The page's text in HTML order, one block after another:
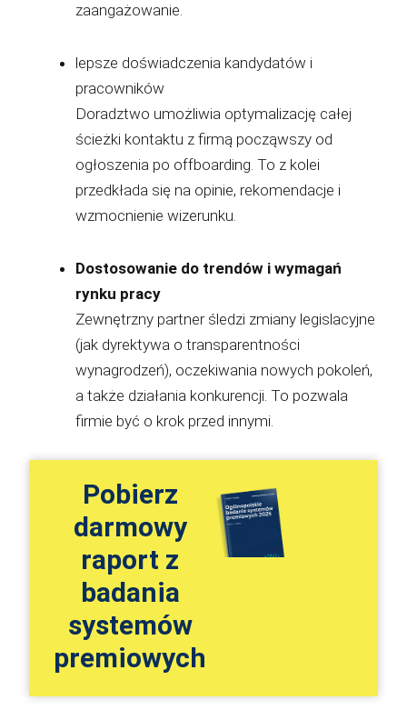
zaangażowanie.
lepsze doświadczenia kandydatów i
pracowników
Doradztwo umożliwia optymalizację całej
ścieżki kontaktu z firmą począwszy od
ogłoszenia po offboarding. To z kolei
przedkłada się na opinie, rekomendacje i
wzmocnienie wizerunku.
Dostosowanie do trendów i wymagań
rynku pracy
Zewnętrzny partner śledzi zmiany legislacyjne
(jak dyrektywa o transparentności
wynagrodzeń), oczekiwania nowych pokoleń,
a także działania konkurencji. To pozwala
firmie być o krok przed innymi.
Pobierz
darmowy
raport z
badania
systemów
premiowych